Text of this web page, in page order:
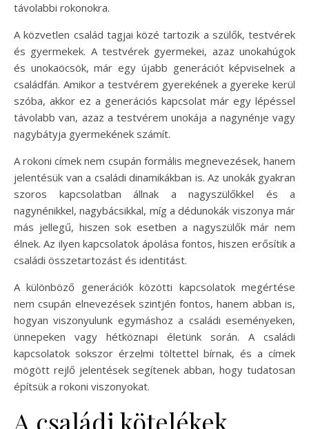
távolabbi rokonokra.
A közvetlen család tagjai közé tartozik a szülők, testvérek
és gyermekek. A testvérek gyermekei, azaz unokahúgok
és unokaöcsök, már egy újabb generációt képviselnek a
családfán. Amikor a testvérem gyerekének a gyereke kerül
szóba, akkor ez a generációs kapcsolat már egy lépéssel
távolabb van, azaz a testvérem unokája a nagynénje vagy
nagybátyja gyermekének számít.
A rokoni címek nem csupán formális megnevezések, hanem
jelentésük van a családi dinamikákban is. Az unokák gyakran
szoros kapcsolatban állnak a nagyszülőkkel és a
nagynénikkel, nagybácsikkal, míg a dédunokák viszonya már
más jellegű, hiszen sok esetben a nagyszülők már nem
élnek. Az ilyen kapcsolatok ápolása fontos, hiszen erősítik a
családi összetartozást és identitást.
A különböző generációk közötti kapcsolatok megértése
nem csupán elnevezések szintjén fontos, hanem abban is,
hogyan viszonyulunk egymáshoz a családi eseményeken,
ünnepeken vagy hétköznapi életünk során. A családi
kapcsolatok sokszor érzelmi töltettel bírnak, és a címek
mögött rejlő jelentések segítenek abban, hogy tudatosan
építsük a rokoni viszonyokat.
A családi kötelékek